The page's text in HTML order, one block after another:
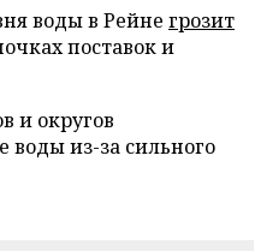
воды в Рейне грозит
поставок и
и округов
воды из-за сильного